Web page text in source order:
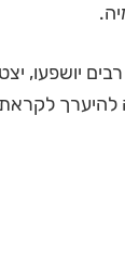
יושפעו,
להיערך